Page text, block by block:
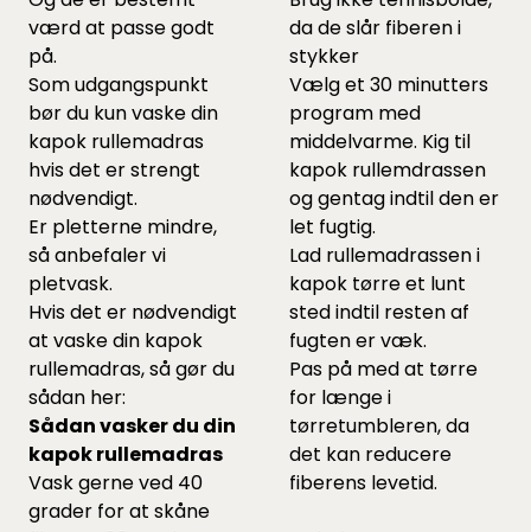
værd at passe godt
på.
Som udgangspunkt
bør du kun vaske din
kapok rullemadras
hvis det er strengt
nødvendigt.
Er pletterne mindre,
så anbefaler vi
pletvask.
Hvis det er nødvendigt
at vaske din kapok
rullemadras, så gør du
sådan her:
Sådan vasker du din
kapok rullemadras
Vask gerne ved 40
grader for at skåne
da de slår fiberen i
stykker
Vælg et 30 minutters
program med
middelvarme. Kig til
kapok rullemdrassen
og gentag indtil den er
let fugtig.
Lad rullemadrassen i
kapok tørre et lunt
sted indtil resten af
fugten er væk.
Pas på med at tørre
for længe i
tørretumbleren, da
det kan reducere
fiberens levetid.